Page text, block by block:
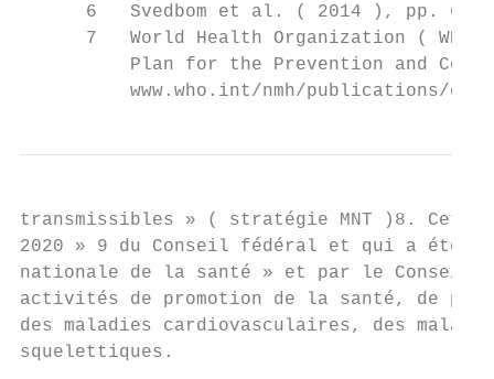
      6   Svedbom et al. ( 2014 ), pp. 6-7.
7   World Health Organization ( WHO
Plan for the Prevention and
          www.who.int/nmh/publications/en.
transmissibles » ( stratégie MNT )8.
2020 » 9 du Conseil fédéral et qui a été
nationale de la santé » et par le Conseil
activités de promotion de la santé, de
des maladies cardiovasculaires, des
squelettiques.